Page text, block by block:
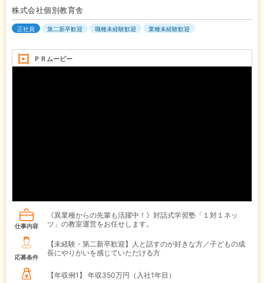
株式会社個別教育舎
正社員 第二新卒歓迎 職種未経験歓迎 業種未経験歓迎
ＰＲムービー
仕事内容
《異業種からの先輩も活躍中！》対話式学習塾「１対１ネッ
ツ」の教室運営をお任せします。
応募条件
【未経験・第二新卒歓迎】人と話すのが好きな方／子どもの成
長にやりがいを感じていただける方
【年収例1】 年収350万円（入社1年目）